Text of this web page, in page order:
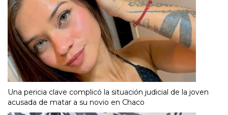
Una pericia clave complicó la situación judicial de la joven
acusada de matar a su novio en Chaco